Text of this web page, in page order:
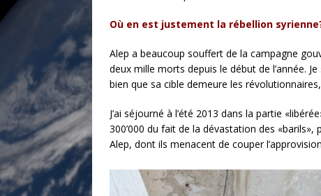
Où en est justement la rébellion
Alep a beaucoup souffert de la campagne
deux mille morts depuis le début de l’année.
bien que sa cible demeure les
J’ai séjourné à l’été 2013 dans la partie
300’000 du fait de la dévastation des
Alep, dont ils menacent de couper